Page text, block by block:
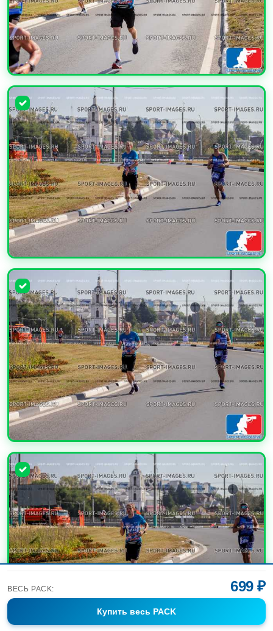
ВЕСЬ PACK: 699 ₽
Купить весь PACK
УВЕЛИЧИТЬ
УВЕЛИЧИТЬ
УВЕЛИЧИТЬ